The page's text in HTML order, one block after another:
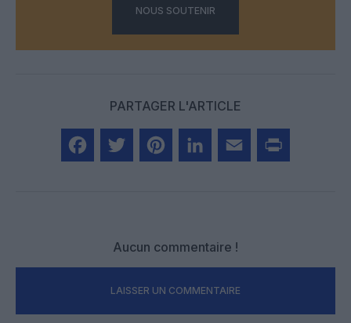
NOUS SOUTENIR
PARTAGER L'ARTICLE
Aucun commentaire !
LAISSER UN COMMENTAIRE